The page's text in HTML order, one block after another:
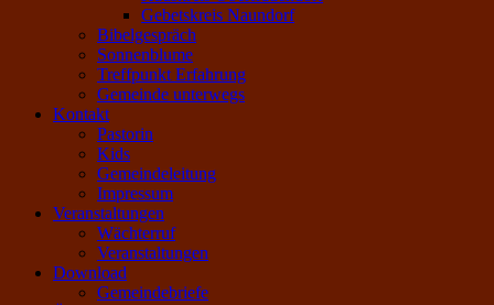
Gebetskreis Naundorf
Bibelgespräch
Sonnenblume
Treffpunkt Erfahrung
Gemeinde unterwegs
Kontakt
Pastorin
Kids
Gemeindeleitung
Impressum
Veranstaltungen
Wächterruf
Veranstaltungen
Download
Gemeindebriefe